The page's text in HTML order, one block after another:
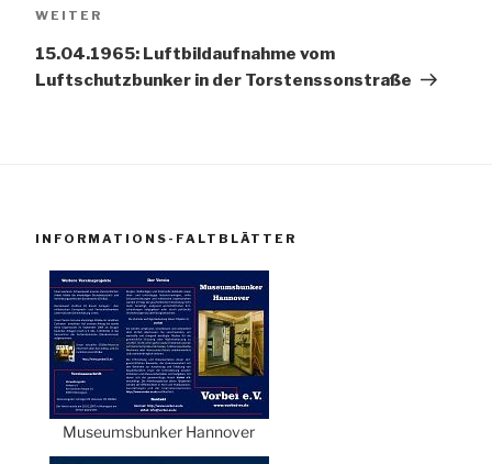
Nächster
WEITER
15.04.1965: Luftbildaufnahme vom
Luftschutzbunker in der Torstenssonstraße
INFORMATIONS-FALTBLÄTTER
Museumsbunker Hannover